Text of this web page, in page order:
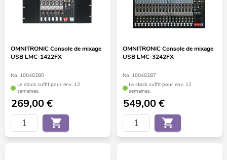
OMNITRONIC Console de mixage
USB LMC-1422FX
No. 10040280
Le stock suffit pour env. 12
semaines.
269,00€
OMNITRONIC Console de mixage
USB LMC-3242FX
No. 10040287
Le stock suffit pour env. 12
semaines.
549,00€